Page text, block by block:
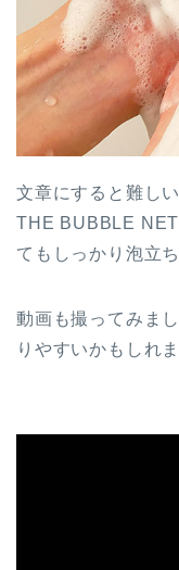
文章にすると難し
THE BUBBLE
てもしっかり泡立
動画も撮ってみま
りやすいかもしれま